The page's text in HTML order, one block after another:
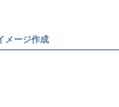
メージ作成